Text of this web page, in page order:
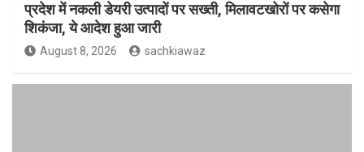
प्रदेश में नकली डेयरी उत्पादों पर सख्ती, मिलावटखोरों पर कसेगा
शिकंजा, ये आदेश हुआ जारी
August 8, 2026 sachkiawaz